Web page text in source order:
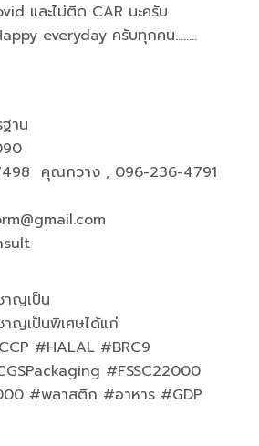
และไม่ติด CAR นะครับ
everyday ครับทุกคน……..
าน
คุณกวาง , 096-236-4791
าญเป็น
าญเป็นพิเศษได้แก่
#HALAL #BRC9
#FSSC22000
#พลาสติก #อาหาร #GDP